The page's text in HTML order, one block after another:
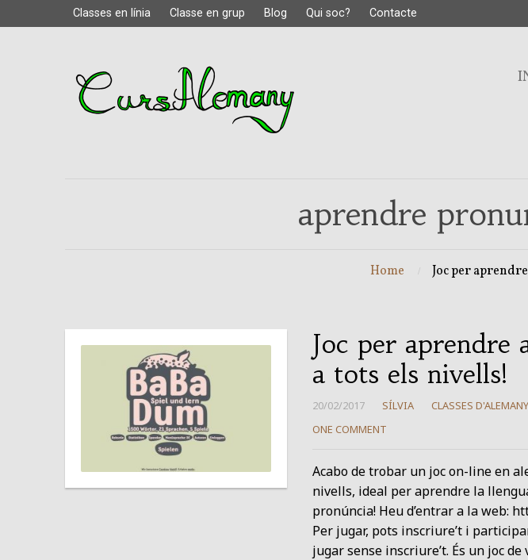
Classes en línia Classe en grup Blog Qui soc? Contacte
aprendre
Home Joc per
Joc per aprendre
a tots els nivells!
20/02/2017 SÍLVIA CLASSES D'ALEMANY
ONE COMMENT
Acabo de trobar un joc on-line en
nivells, ideal per aprendre la
pronúncia! Heu d’entrar a la
Per jugar, pots inscriure’t i
jugar sense inscriure’t. És un joc